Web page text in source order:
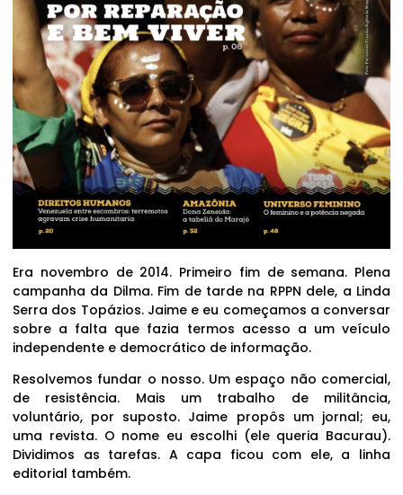
Era novembro de 2014. Primeiro fim de semana. Plena
campanha da Dilma. Fim de tarde na RPPN dele, a Linda
Serra dos Topázios. Jaime e eu começamos a conversar
sobre a falta que fazia termos acesso a um veículo
independente e democrático de informação.
Resolvemos fundar o nosso. Um espaço não comercial,
de resistência. Mais um trabalho de militância,
voluntário, por suposto. Jaime propôs um jornal; eu,
uma revista. O nome eu escolhi (ele queria Bacurau).
Dividimos as tarefas. A capa ficou com ele, a linha
editorial também.